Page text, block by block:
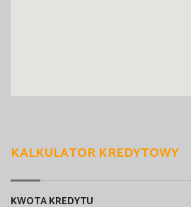
KALKULATOR KREDYTOWY
KWOTA KREDYTU